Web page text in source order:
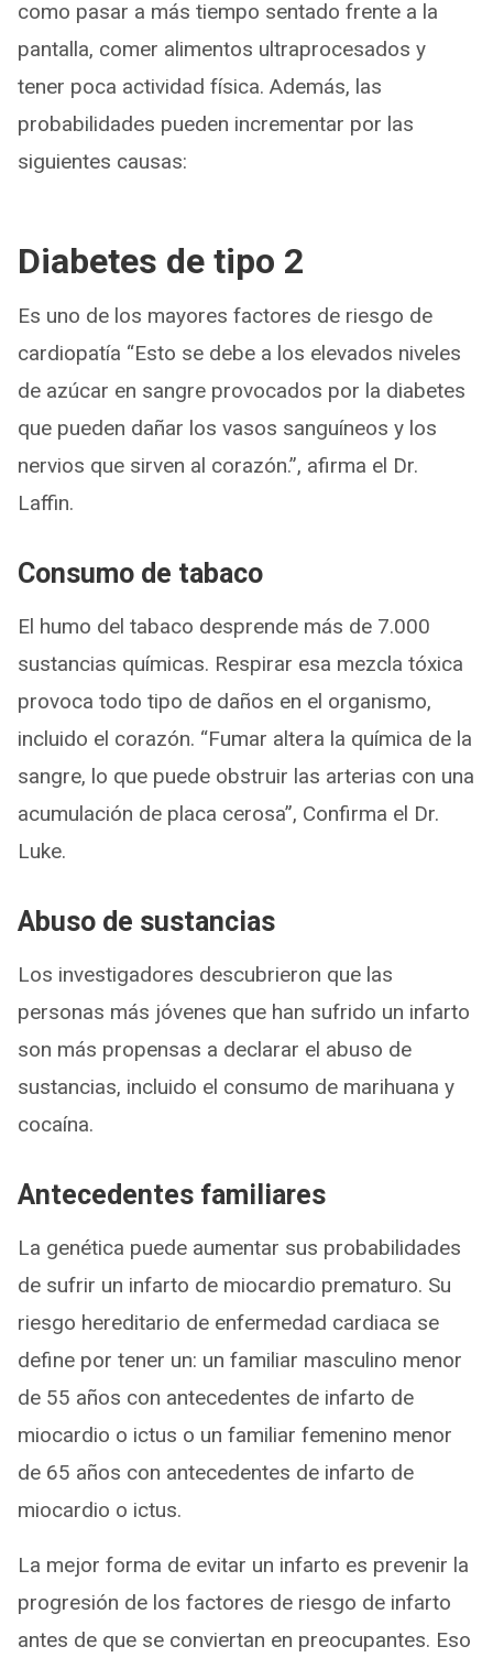
como pasar a más tiempo sentado frente a la
pantalla, comer alimentos ultraprocesados y
tener poca actividad física. Además, las
probabilidades pueden incrementar por las
siguientes causas:
Diabetes de tipo 2
Es uno de los mayores factores de riesgo de
cardiopatía “Esto se debe a los elevados niveles
de azúcar en sangre provocados por la diabetes
que pueden dañar los vasos sanguíneos y los
nervios que sirven al corazón.”, afirma el Dr.
Laffin.
Consumo de tabaco
El humo del tabaco desprende más de 7.000
sustancias químicas. Respirar esa mezcla tóxica
provoca todo tipo de daños en el organismo,
incluido el corazón. “Fumar altera la química de la
sangre, lo que puede obstruir las arterias con una
acumulación de placa cerosa”, Confirma el Dr.
Luke.
Abuso de sustancias
Los investigadores descubrieron que las
personas más jóvenes que han sufrido un infarto
son más propensas a declarar el abuso de
sustancias, incluido el consumo de marihuana y
cocaína.
Antecedentes familiares
La genética puede aumentar sus probabilidades
de sufrir un infarto de miocardio prematuro. Su
riesgo hereditario de enfermedad cardiaca se
define por tener un: un familiar masculino menor
de 55 años con antecedentes de infarto de
miocardio o ictus o un familiar femenino menor
de 65 años con antecedentes de infarto de
miocardio o ictus.
La mejor forma de evitar un infarto es prevenir la
progresión de los factores de riesgo de infarto
antes de que se conviertan en preocupantes. Eso